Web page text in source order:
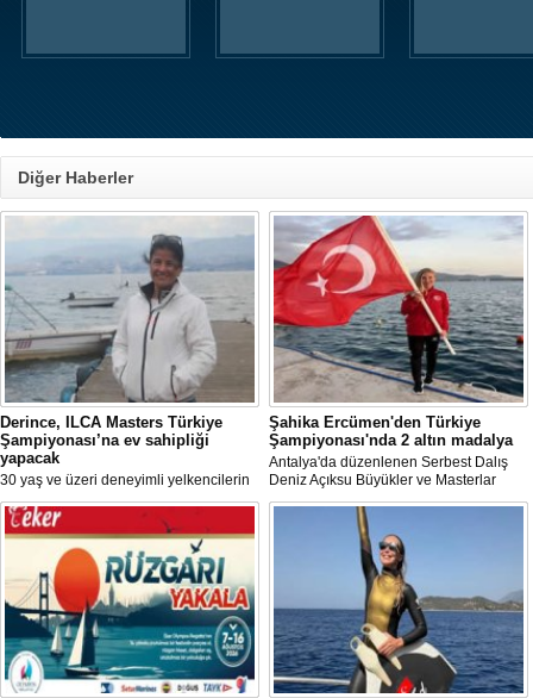
Diğer Haberler
Derince, ILCA Masters Türkiye
Şampiyonası’na ev sahipliği
yapacak
30 yaş ve üzeri deneyimli yelkencilerin
mücadele ettiği ILCA Masters 2026
Türkiye Şampiyonası, bu yıl Kocaeli’nin
Derince ilçesinde gerçekleştirilecek.
Şahika Ercümen'den Türkiye
Şampiyonası'nda 2 altın madalya
Antalya'da düzenlenen Serbest Dalış
Deniz Açıksu Büyükler ve Masterlar
Bireysel Türkiye Şampiyonası'nda milli
sporcu ve serbest dalış dünya
rekortmeni Şahika Ercümen, 2 altın
madalya kazandı.